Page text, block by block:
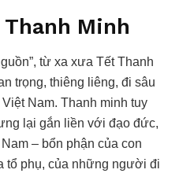
Minh
từ xa xưa Tết Thanh
trọng, thiêng liêng, đi sâu
Nam. Thanh minh tuy
lại gắn liền với đạo đức,
– bổn phận của con
tổ phụ, của những người đi